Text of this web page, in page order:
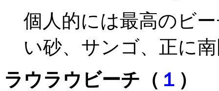
個人的には最高のビ
い砂、サンゴ、正に
ラウラウビーチ（ １ ）